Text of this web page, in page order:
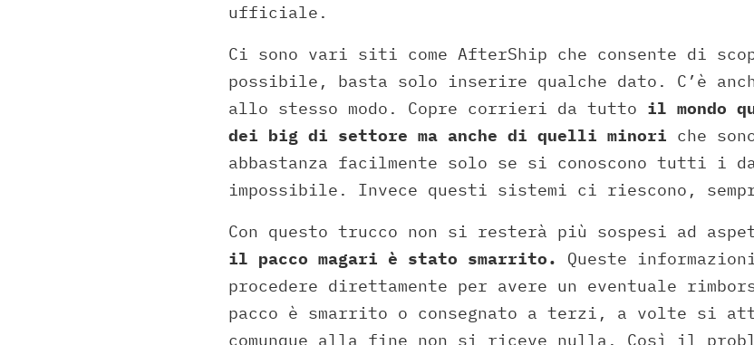
ufficiale.
Ci sono vari siti come AfterShip che consente di
possibile, basta solo inserire qualche dato. C’è
allo stesso modo. Copre corrieri da tutto il mondo
dei big di settore ma anche di quelli minori che
abbastanza facilmente solo se si conoscono tutti i
impossibile. Invece questi sistemi ci riescono,
Con questo trucco non si resterà più sospesi ad
il pacco magari è stato smarrito.
Queste
procedere direttamente per avere un eventuale
pacco è smarrito o consegnato a terzi, a volte si
comunque alla fine non si riceve nulla. Così il